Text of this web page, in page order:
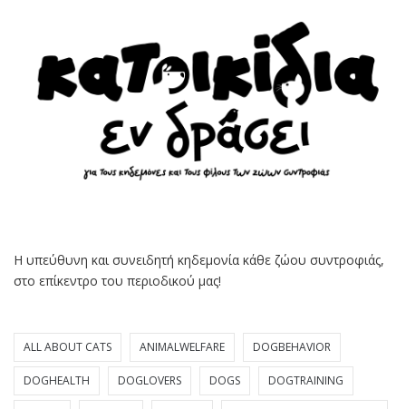
Η υπεύθυνη και συνειδητή κηδεμονία κάθε ζώου συντροφιάς,
στο επίκεντρο του περιοδικού μας!
ALL ABOUT CATS ANIMALWELFARE DOGBEHAVIOR
DOGHEALTH DOGLOVERS DOGS DOGTRAINING